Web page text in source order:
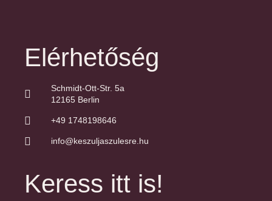
Elérhetőség
Schmidt-Ott-Str. 5a
12165 Berlin
+49 1748198646
info@keszuljaszulesre.hu
Keress itt is!